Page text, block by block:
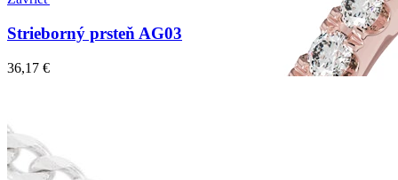
Strieborný prsteň AG03
36,17 €